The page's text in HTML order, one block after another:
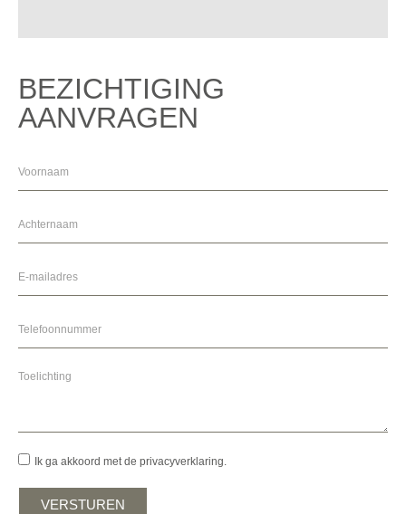
BEZICHTIGING
AANVRAGEN
Ik ga akkoord met de privacyverklaring.
VERSTUREN